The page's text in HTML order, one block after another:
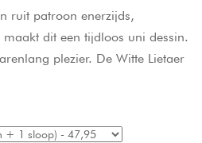
ruit patroon enerzijds,
dit een tijdloos uni dessin.
plezier. De Witte Lietaer
fijne kwaliteit 100% katoen